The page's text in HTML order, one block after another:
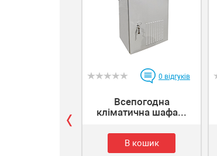
0 відгуків
Всепогодна
кліматична шафа...
В кошик